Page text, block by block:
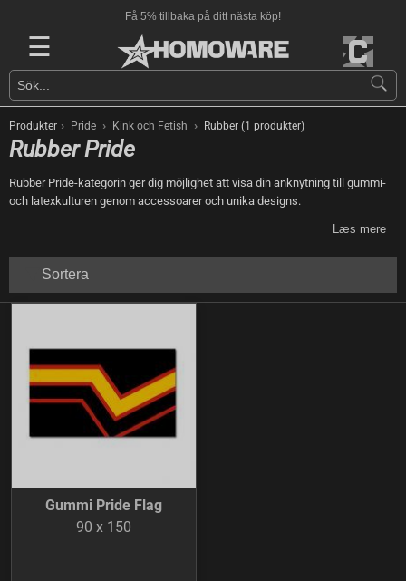
Få 5% tillbaka på ditt nästa köp!
☰
Produkter › Pride › Kink och Fetish › Rubber (1 produkter)
Rubber Pride
Rubber Pride-kategorin ger dig möjlighet att visa din anknytning till gummi-
och latexkulturen genom accessoarer och unika designs.
Læs mere
Sortera
Gummi Pride Flag
90 x 150